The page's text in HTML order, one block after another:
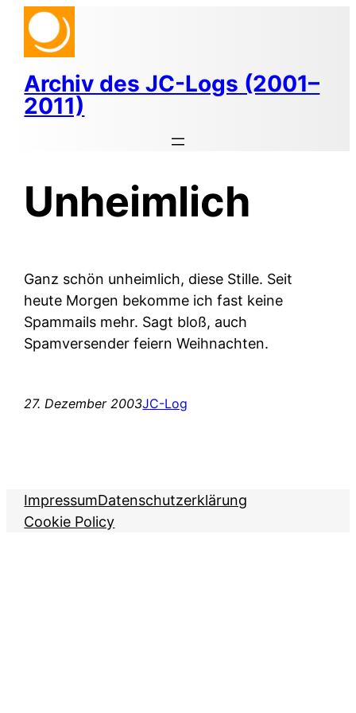
Zum
Inhalt
springen
Archiv des JC-Logs (2001–
2011)
Unheimlich
Ganz schön unheimlich, diese Stille. Seit
heute Morgen bekomme ich fast keine
Spammails mehr. Sagt bloß, auch
Spamversender feiern Weihnachten.
27. Dezember 2003JC-Log
ImpressumDatenschutzerklärung
Cookie Policy